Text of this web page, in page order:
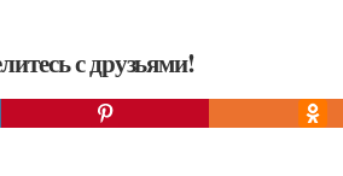
с друзьями!